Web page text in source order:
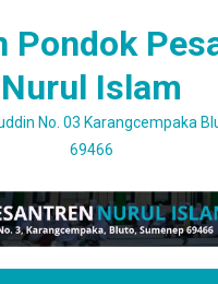
Pondok
Nurul Islam
No. 03 Karangcempaka
69466